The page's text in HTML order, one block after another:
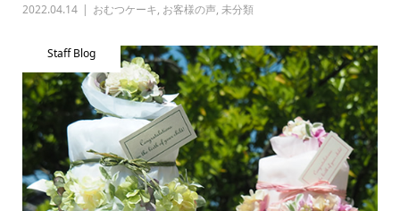
2022.04.14 おむつケーキ, お客様の声, 未分類
Staff Blog